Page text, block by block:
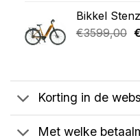
5.00 op 5
gebaseerd
op
Bikkel
€3599,00 €
Korting in de
Met welke